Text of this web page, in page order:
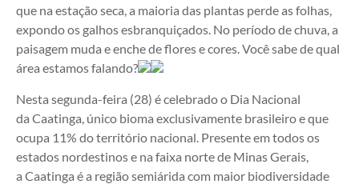
que na estação seca, a maioria das plantas perde as folhas,
expondo os galhos esbranquiçados. No período de chuva, a
paisagem muda e enche de flores e cores. Você sabe de qual
área estamos falando?
Nesta segunda-feira (28) é celebrado o Dia Nacional
da Caatinga, único bioma exclusivamente brasileiro e que
ocupa 11% do território nacional. Presente em todos os
estados nordestinos e na faixa norte de Minas Gerais,
a Caatinga é a região semiárida com maior biodiversidade